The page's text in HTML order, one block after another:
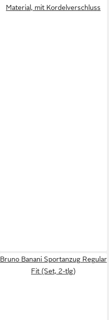
Material, mit Kordelverschluss
Bruno Banani Sportanzug Regular
Fit (Set, 2-tlg)